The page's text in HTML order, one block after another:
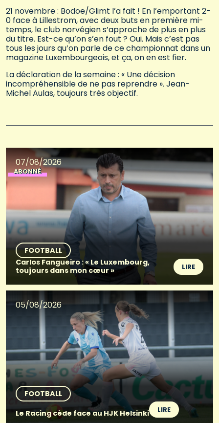
21 novembre : Bodoe/Glimt l’a fait ! En l’emportant 2-
0 face à Lillestrom, avec deux buts en première mi-
temps, le club norvégien s’approche de plus en plus
du titre. Est-ce qu’on s’en fout ? Oui. Mais c’est pas
tous les jours qu’on parle de ce championnat dans un
magazine Luxembourgeois, et ça, on en est fier.
La déclaration de la semaine : « Une décision
incompréhensible de ne pas reprendre ». Jean-
Michel Aulas, toujours très objectif.
07/08/2026
ABONNÉ
FOOTBALL
Carlos Fangueiro : « Le Luxembourg,
toujours dans mon cœur »
LIRE
05/08/2026
FOOTBALL
Le Racing cède face au HJK Helsinki
LIRE